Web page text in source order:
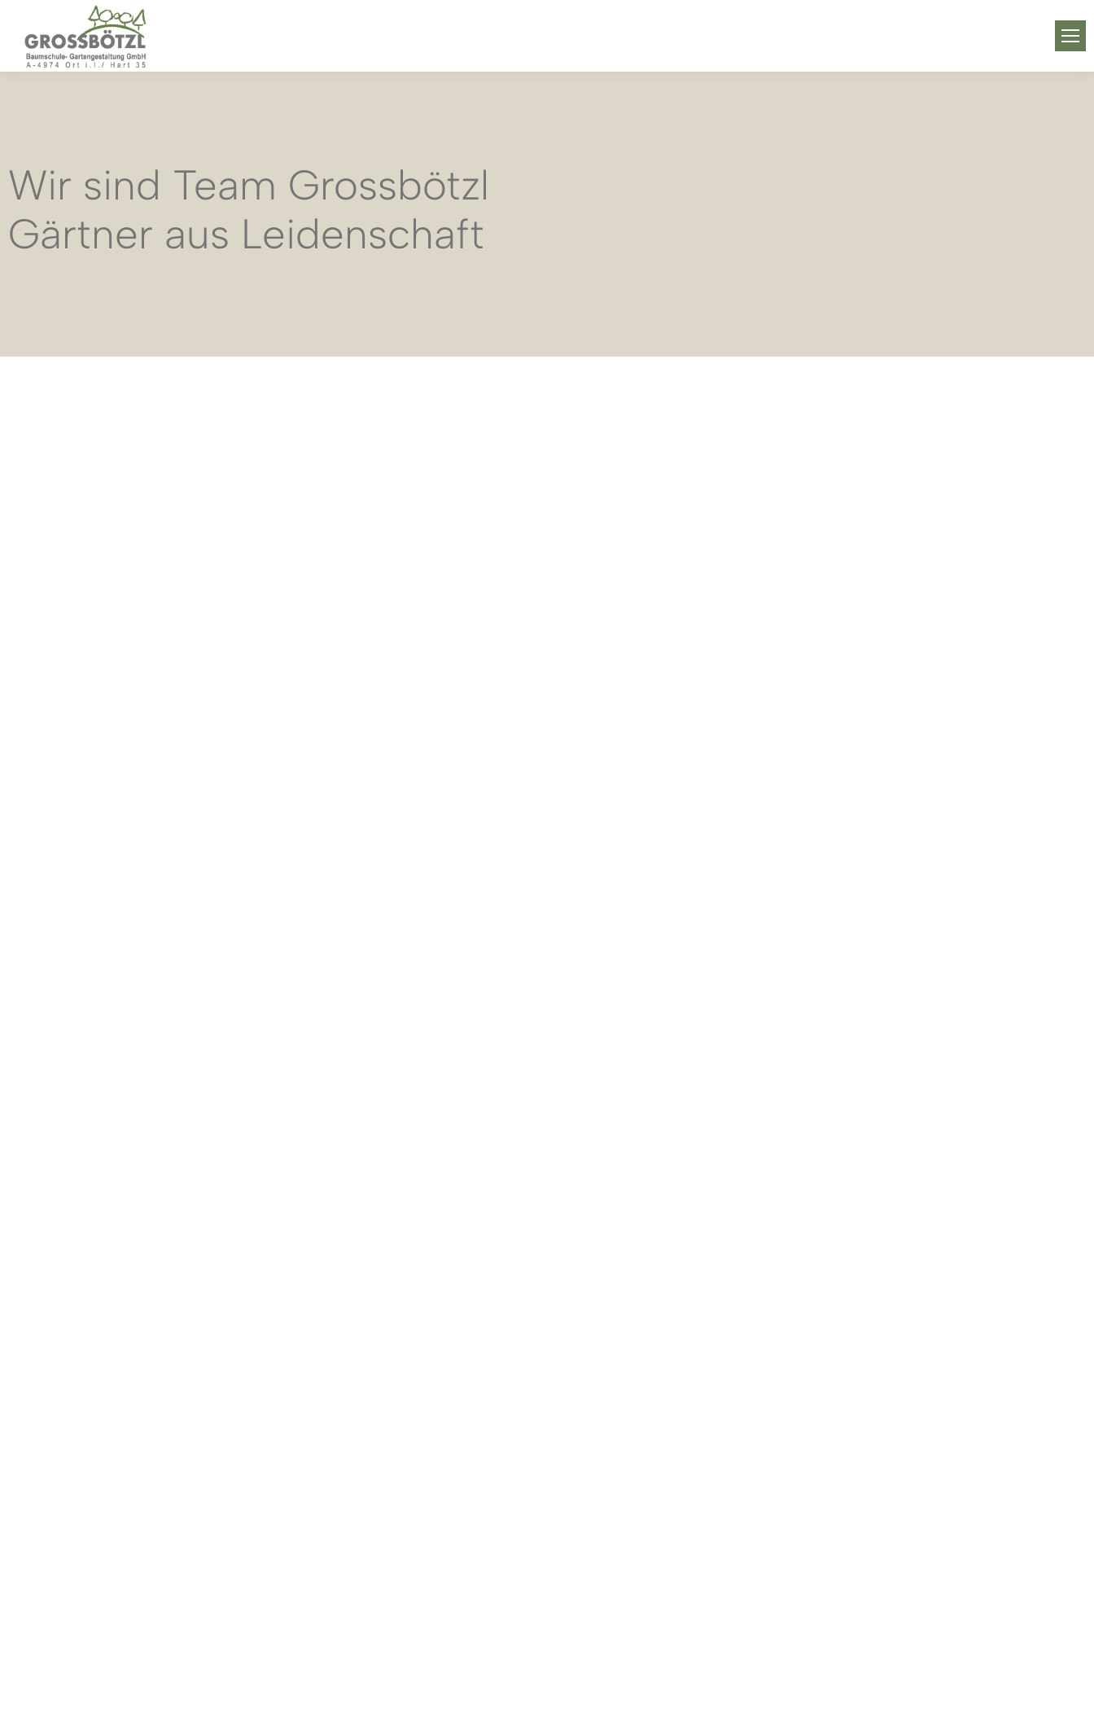
Wir sind Team Grossbötzl
Gärtner aus Leidenschaft